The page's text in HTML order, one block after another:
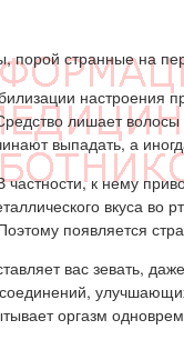
странные на
настроения
лишает волосы
выпадать, а
к нему
вкуса во
появляется
вас зевать,
оргазм